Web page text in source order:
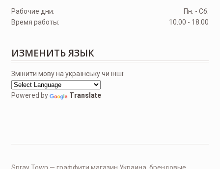
Рабочие дни:
Пн. - Сб.
Время работы:
10.00 - 18.00
ИЗМЕНИТЬ ЯЗЫК
Змінити мову на українську чи інші:
Powered by Translate